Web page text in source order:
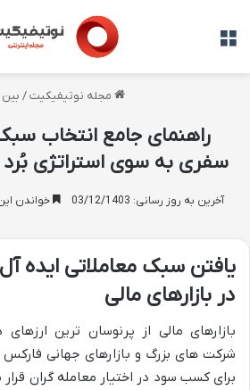
مجله نوتیفیکیت/ بین
راهنمای جامع انتخاب
سفری به سوی استراتژی بُرد
آخرین به روز رسانی: 03/12/1403 خواندن این مطلب 8
یافتن سبک معاملاتی ایده
در بازارهای مالی
بازارهای مالی از پرنوسان ترین
شرکت های بزرگ و بازارهای جهانی
برای کسب سود در اختیار معامله گران